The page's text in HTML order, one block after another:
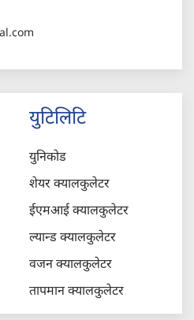
युटिलिटि
युनिकोड
शेयर क्यालकुलेटर
ईएमआई क्यालकुलेटर
ल्यान्ड क्यालकुलेटर
वजन क्यालकुलेटर
तापमान क्यालकुलेटर